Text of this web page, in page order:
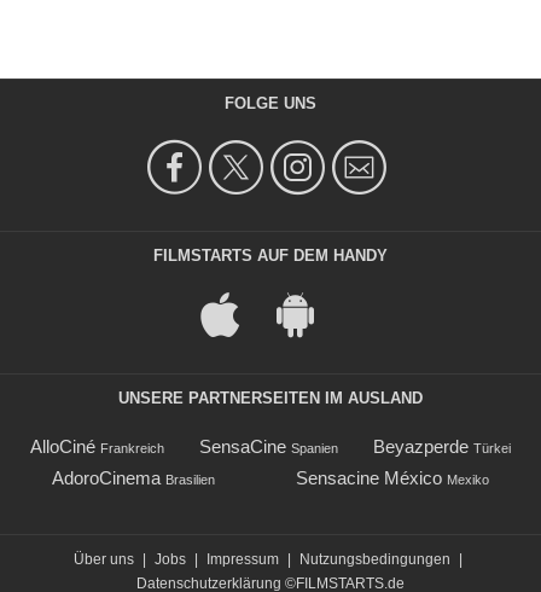
FOLGE UNS
FILMSTARTS AUF DEM HANDY
UNSERE PARTNERSEITEN IM AUSLAND
AlloCiné Frankreich SensaCine Spanien Beyazperde Türkei
AdoroCinema Brasilien Sensacine México Mexiko
Über uns Jobs Impressum Nutzungsbedingungen
Datenschutzerklärung ©FILMSTARTS.de